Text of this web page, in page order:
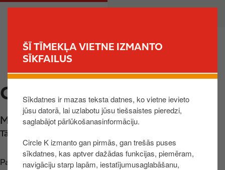
ŠĪ TĪMEKĻA VIETNE IZMANTO
SĪKFAILUS
Sīkdatnes ir mazas teksta datnes, ko vietne ievieto
jūsu datorā, lai uzlabotu jūsu tiešsaistes pieredzi,
saglabājot pārlūkošanasinformāciju.
Circle K izmanto gan pirmās, gan trešās puses
sīkdatnes, kas aptver dažādas funkcijas, piemēram,
navigāciju starp lapām, iestatījumusaglabāšanu,
u
g
a
l
e
M
v
CIRCLE K JELGAVA 4
Miera iela 3B,Jelgava,LV-3001
Tālrunis:
Parādīt kartē